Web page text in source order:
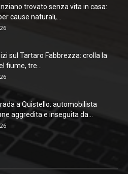
trovato senza vita in casa:
cause naturali,...
sul Tartaro Fabbrezza: crolla la
fiume, tre...
a Quistello: automobilista
aggredita e inseguita da...